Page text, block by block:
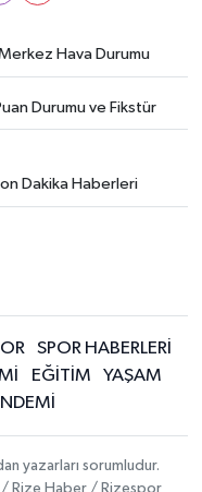
Hava Durumu
Durumu ve Fikstür
Dakika Haberleri
SPOR HABERLERİ
EĞİTİM
YAŞAM
yazarları sorumludur.
/ Rize Haber / Rizespor